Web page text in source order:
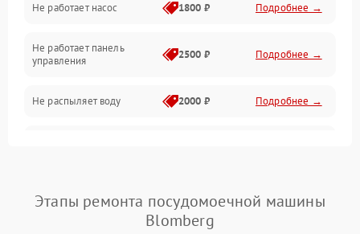
Вода
Гигиена
Программное обеспечение
Не работает насос 1800 ₽ Подробнее →
Не работает панель
управления
2500 ₽ Подробнее →
Не распыляет воду 2000 ₽ Подробнее →
Проблемы с набором
воды
1800 ₽ Подробнее →
Этапы ремонта посудомоечной машины
Blomberg